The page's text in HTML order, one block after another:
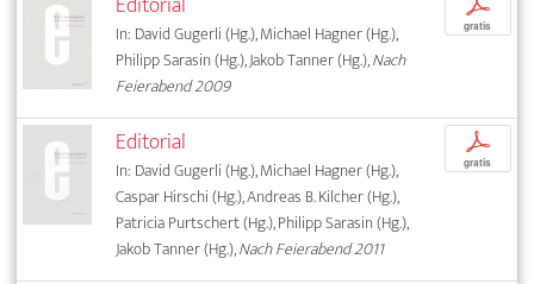
In: David Gugerli (Hg.), Michael Hagner (Hg.),
Philipp Sarasin (Hg.), Jakob Tanner (Hg.),Nach
Feierabend 2009
gratis
Editorial
In: David Gugerli (Hg.), Michael Hagner (Hg.),
Caspar Hirschi (Hg.), Andreas B. Kilcher (Hg.),
Patricia Purtschert (Hg.), Philipp Sarasin (Hg.),
Jakob Tanner (Hg.),Nach Feierabend 2011
p
gratis